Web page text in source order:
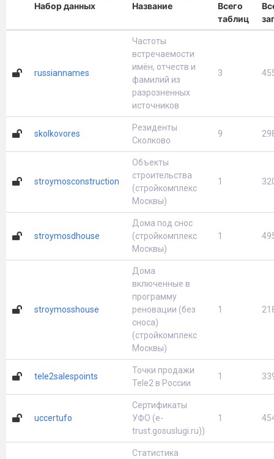
Набор данных
Название
Всего
таблиц
russiannames
Частоты
встречаемости
имён, отчеств и
фамилий из
разрозненных
источников
3
skolkovores
Резиденты
Сколково
9
stroymosconstruction
Объекты
строительства
(стройкомплекс
Москвы)
1
stroymosdhouse
Дома под снос
(стройкомплекс
Москвы)
1
stroymosshouse
Дома
включенные в
программу
реновации (без
сноса)
(стройкомплекс
Москвы)
1
tele2salespoints
Точки продажи
Tele2 в России
1
uccertufo
Сертификаты
УФО (e-
trust.gosuslugi.ru))
1
Статистика